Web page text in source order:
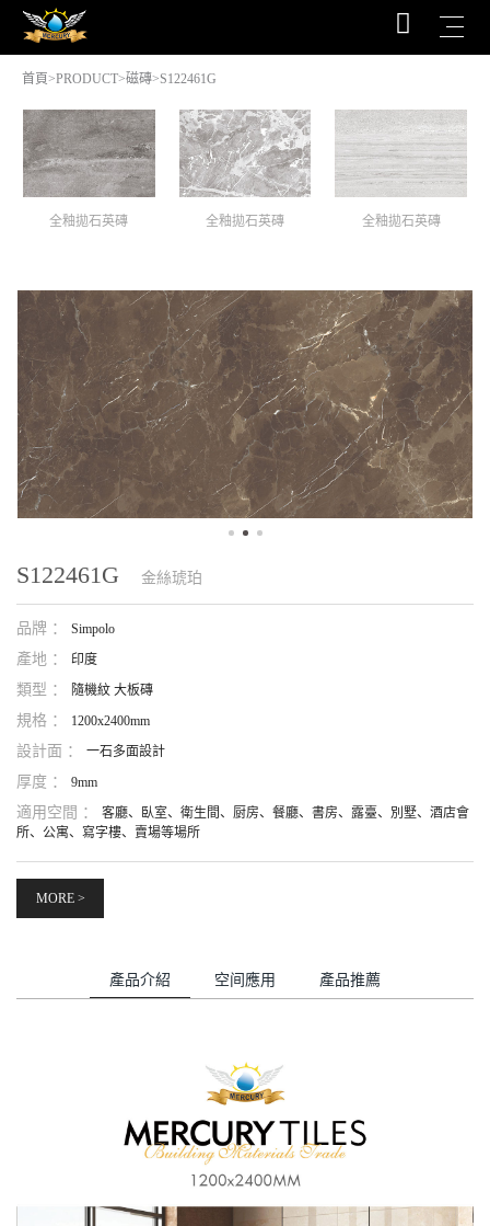
首頁>PRODUCT>磁磚>S122461G
全釉拋石英磚 全釉拋石英磚 全釉拋石英磚
S122461G 金絲琥珀
品牌 ： Simpolo
產地 ： 印度
類型 ： 隨機紋 大板磚
規格 ： 1200x2400mm
設計面 ： 一石多面設計
厚度 ： 9mm
適用空間 ：
客廳、臥室、衛生間、厨房、餐廳、書房、露臺、別墅、酒店會
所、公寓、寫字樓、賣場等場所
MORE >
產品介紹 空间應用 產品推薦